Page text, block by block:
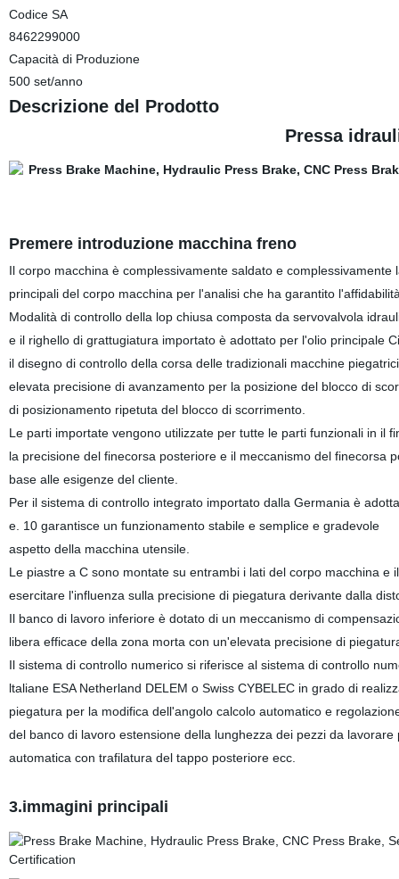
Codice SA
8462299000
Capacità di Produzione
500 set/anno
Descrizione del Prodotto
Pressa
Premere introduzione macchina freno
Il corpo macchina è complessivamente saldato e
principali del corpo macchina per l'analisi che ha garantito
Modalità di controllo della lop chiusa composta da servovalvola
e il righello di grattugiatura importato è adottato per l'olio principale
il disegno di controllo della corsa delle tradizionali macchine
elevata precisione di avanzamento per la posizione del blocco di
di posizionamento ripetuta del blocco di scorrimento.
Le parti importate vengono utilizzate per tutte le parti funzionali in il
la precisione del finecorsa posteriore e il meccanismo del finecorsa
base alle esigenze del cliente.
Per il sistema di controllo integrato importato dalla Germania è
e. 10 garantisce un funzionamento stabile e semplice e gradevole
aspetto della macchina utensile.
Le piastre a C sono montate su entrambi i lati del corpo macchina
esercitare l'influenza sulla precisione di piegatura derivante dalla
Il banco di lavoro inferiore è dotato di un meccanismo di
libera efficace della zona morta con un'elevata precisione di
Il sistema di controllo numerico si riferisce al sistema di controllo
ltaliane ESA Netherland DELEM o Swiss CYBELEC in grado di
piegatura per la modifica dell'angolo calcolo automatico e
del banco di lavoro estensione della lunghezza dei pezzi da
automatica con trafilatura del tappo posteriore ecc.
3.immagini principali